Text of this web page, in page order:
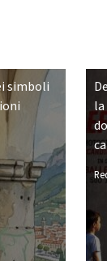
simboli